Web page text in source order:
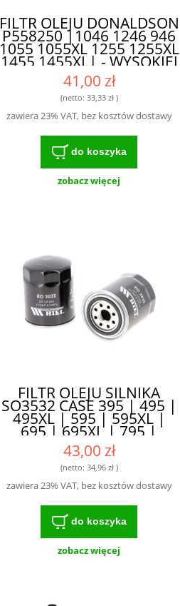
FILTR OLEJU DONALDSON
P558250 |1046 1246 946
1055 1055XL 1255 1255XL
1455 1455XL| - WYSOKIEJ
KLASY FILTR DLA
ROLNIKÓW I
MECHANIKÓW
41,00 zł
(netto: 33,33 zł)
zawiera 23% VAT, bez kosztów dostawy
do koszyka
zobacz więcej
FILTR OLEJU SILNIKA
SO3532 CASE 395 | 495 |
495XL | 595 | 595XL |
695 | 695XL | 795 |
795XL | 895 | 895XL |
995 | 995XL - NAJLEPSZY
WYBÓR DLA MASZYN
ROLNICZYCH
43,00 zł
(netto: 34,96 zł)
zawiera 23% VAT, bez kosztów dostawy
do koszyka
zobacz więcej